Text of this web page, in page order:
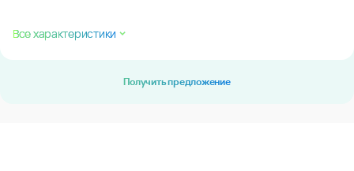
Все характеристики
Получить предложение